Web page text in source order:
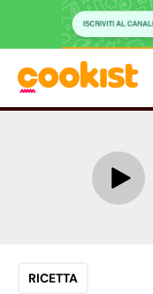
RICETTA